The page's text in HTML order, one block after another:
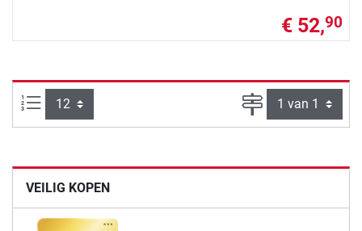
€ 52,90
Artikelen per pagina: Pagina
VEILIG KOPEN